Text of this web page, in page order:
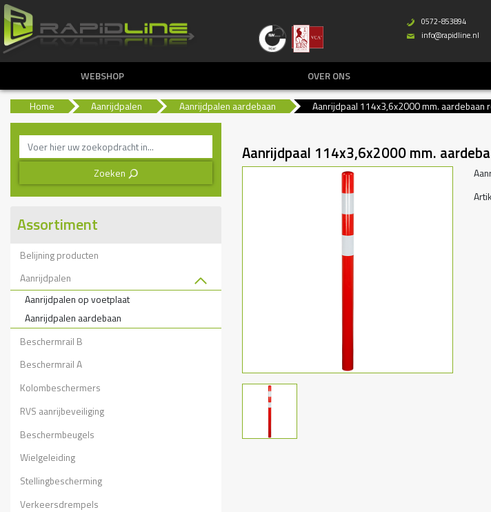
b 0572-853894
% info@rapidline.nl
WEBSHOP OVER ONS
Home Aanrijdpalen Aanrijdpalen aardebaan Aanrijdpaal 114x3,6x2000 mm. aardebaan
Zoeken 3
Assortiment
Belijning producten
Aanrijdpalen
Aanrijdpalen op voetplaat
Aanrijdpalen aardebaan
Beschermrail B
Beschermrail A
Kolombeschermers
RVS aanrijbeveiliging
Beschermbeugels
Wielgeleiding
Stellingbescherming
Verkeersdrempels
Aanrijdpaal 114x3,6x2000 mm.